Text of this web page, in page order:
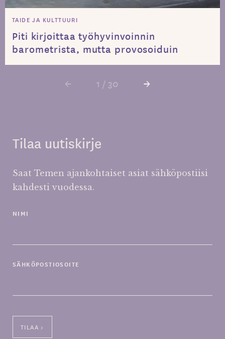
TAIDE JA KULTTUURI
Piti kirjoittaa työhyvinvoinnin
barometrista, mutta provosoiduin
← 1 / 30 →
Tilaa uutiskirje
Saat Temen ajankohtaiset asiat sähköpostiisi
kahdesti vuodessa.
NIMI
SÄHKÖPOSTIOSOITE